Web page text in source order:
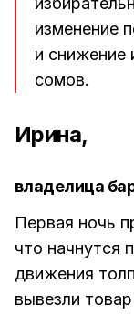
изменение
и снижение
сомов.
Ирина,
владелица
Первая ночь
что начнутся
движения
вывезли